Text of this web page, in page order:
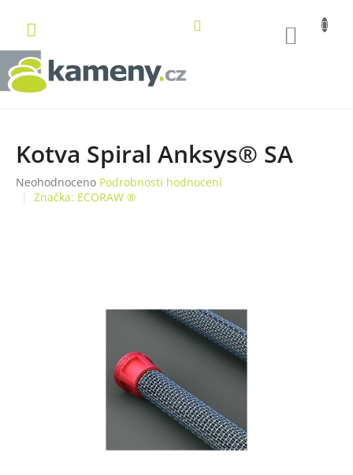
obsah
Kotva Spiral Anksys® SA
Průměrné
hodnocení
Neohodnoceno Podrobnosti hodnocení
Značka: ECORAW ®